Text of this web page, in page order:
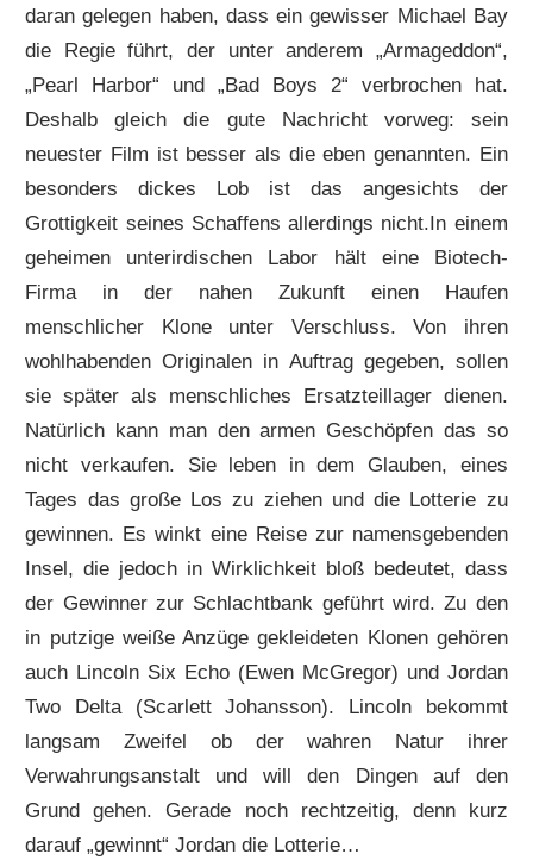
daran gelegen haben, dass ein gewisser Michael Bay
die Regie führt, der unter anderem „Armageddon“,
„Pearl Harbor“ und „Bad Boys 2“ verbrochen hat.
Deshalb gleich die gute Nachricht vorweg: sein
neuester Film ist besser als die eben genannten. Ein
besonders dickes Lob ist das angesichts der
Grottigkeit seines Schaffens allerdings nicht.In einem
geheimen unterirdischen Labor hält eine Biotech-
Firma in der nahen Zukunft einen Haufen
menschlicher Klone unter Verschluss. Von ihren
wohlhabenden Originalen in Auftrag gegeben, sollen
sie später als menschliches Ersatzteillager dienen.
Natürlich kann man den armen Geschöpfen das so
nicht verkaufen. Sie leben in dem Glauben, eines
Tages das große Los zu ziehen und die Lotterie zu
gewinnen. Es winkt eine Reise zur namensgebenden
Insel, die jedoch in Wirklichkeit bloß bedeutet, dass
der Gewinner zur Schlachtbank geführt wird. Zu den
in putzige weiße Anzüge gekleideten Klonen gehören
auch Lincoln Six Echo (Ewen McGregor) und Jordan
Two Delta (Scarlett Johansson). Lincoln bekommt
langsam Zweifel ob der wahren Natur ihrer
Verwahrungsanstalt und will den Dingen auf den
Grund gehen. Gerade noch rechtzeitig, denn kurz
darauf „gewinnt“ Jordan die Lotterie…